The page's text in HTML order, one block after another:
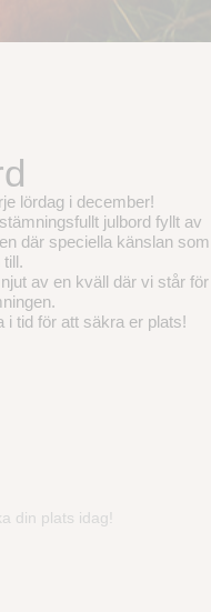
lördag i december!
julbord fyllt av
där speciella känslan som
av en kväll där vi står för
i tid för att säkra er plats!
din plats idag!